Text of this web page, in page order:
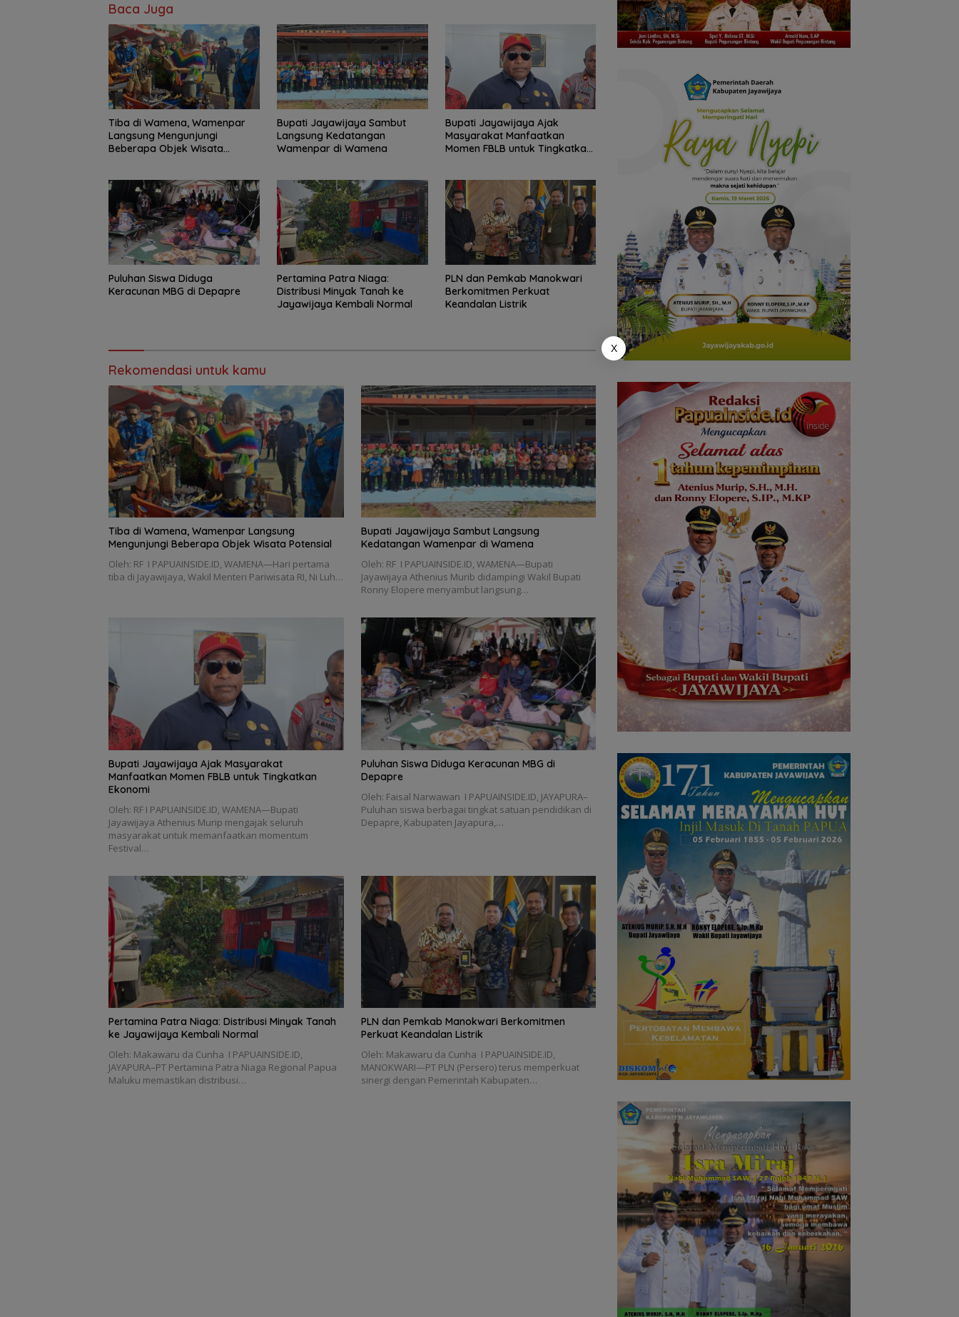
Baca Juga
Tiba di Wamena, Wamenpar
Langsung Mengunjungi
Beberapa Objek Wisata
Bupati Jayawijaya Sambut
Langsung Kedatangan
Wamenpar di Wamena
Bupati Jayawijaya Ajak
Masyarakat Manfaatkan
Momen FBLB untuk Tingkatkan
Puluhan Siswa Diduga
Keracunan MBG di Depapre
Pertamina Patra Niaga:
Distribusi Minyak Tanah ke
Jayawijaya Kembali Normal
PLN dan Pemkab Manokwari
Berkomitmen Perkuat
Keandalan Listrik
Rekomendasi untuk kamu
Tiba di Wamena, Wamenpar Langsung
Mengunjungi Beberapa Objek Wisata Potensial
Oleh: RF I PAPUAINSIDE.ID, WAMENA—Hari pertama
tiba di Jayawijaya, Wakil Menteri Pariwisata RI, Ni Luh…
Bupati Jayawijaya Sambut Langsung
Kedatangan Wamenpar di Wamena
Oleh: RF I PAPUAINSIDE.ID, WAMENA—Bupati
Jayawijaya Athenius Murib didampingi Wakil Bupati
Ronny Elopere menyambut langsung…
Bupati Jayawijaya Ajak Masyarakat
Manfaatkan Momen FBLB untuk Tingkatkan
Ekonomi
Oleh: RF I PAPUAINSIDE.ID, WAMENA—Bupati
Jayawijaya Athenius Murip mengajak seluruh
masyarakat untuk memanfaatkan momentum
Festival…
Puluhan Siswa Diduga Keracunan MBG di
Depapre
Oleh: Faisal Narwawan I PAPUAINSIDE.ID, JAYAPURA–
Puluhan siswa berbagai tingkat satuan pendidikan di
Depapre, Kabupaten Jayapura,…
Pertamina Patra Niaga: Distribusi Minyak Tanah
ke Jayawijaya Kembali Normal
Oleh: Makawaru da Cunha I PAPUAINSIDE.ID,
JAYAPURA–PT Pertamina Patra Niaga Regional Papua
Maluku memastikan distribusi…
PLN dan Pemkab Manokwari Berkomitmen
Perkuat Keandalan Listrik
Oleh: Makawaru da Cunha I PAPUAINSIDE.ID,
MANOKWARI—PT PLN (Persero) terus memperkuat
sinergi dengan Pemerintah Kabupaten…
X